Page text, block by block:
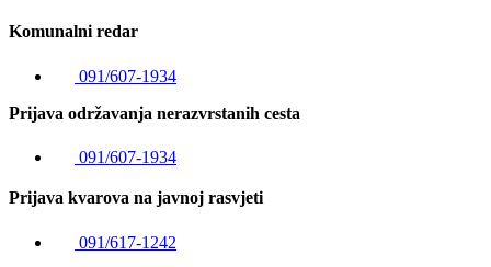
Komunalni redar
091/607-1934
Prijava održavanja nerazvrstanih cesta
091/607-1934
Prijava kvarova na javnoj rasvjeti
091/617-1242